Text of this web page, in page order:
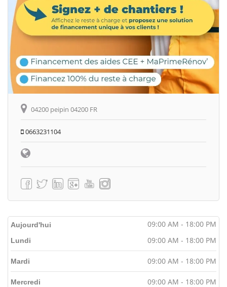
04200 peipin 04200 FR
0663231104
Aujourd'hui 09:00 AM - 18:00 PM
Lundi 09:00 AM - 18:00 PM
Mardi 09:00 AM - 18:00 PM
Mercredi 09:00 AM - 18:00 PM